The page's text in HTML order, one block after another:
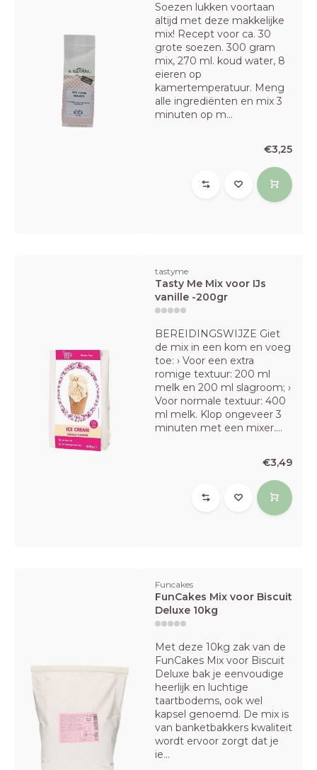
Soezen lukken voortaan
altijd met deze makkelijke
mix! Recept voor ca. 30
grote soezen. 300 gram
mix, 270 ml. koud water, 8
eieren op
kamertemperatuur. Meng
alle ingrediënten en mix 3
minuten op m...
€3,25
tastyme
Tasty Me Mix voor IJs
vanille -200gr
BEREIDINGSWIJZE Giet
de mix in een kom en voeg
toe: › Voor een extra
romige textuur: 200 ml
melk en 200 ml slagroom; ›
Voor normale textuur: 400
ml melk. Klop ongeveer 3
minuten met een mixer....
€3,49
Funcakes
FunCakes Mix voor Biscuit
Deluxe 10kg
Met deze 10kg zak van de
FunCakes Mix voor Biscuit
Deluxe bak je eenvoudige
heerlijk en luchtige
taartbodems, ook wel
kapsel genoemd. De mix is
van banketbakkers kwaliteit
wordt ervoor zorgt dat je
ie...